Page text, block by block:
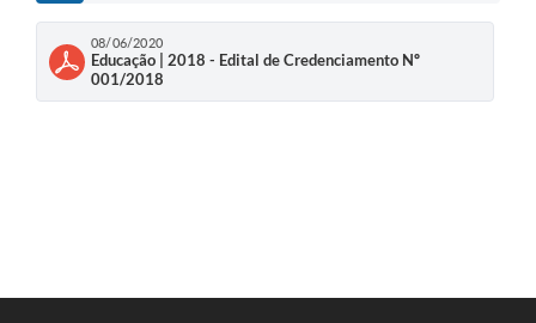
08/06/2020
Educação | 2018 - Edital de Credenciamento Nº
001/2018